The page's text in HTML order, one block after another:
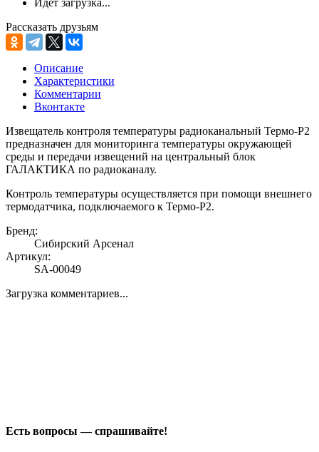
Рассказать друзьям
Описание
Характеристики
Комментарии
Вконтакте
Извещатель контроля температуры радиоканальный Термо-Р2
предназначен для мониторинга температуры окружающей
среды и передачи извещений на центральный блок
ГАЛАКТИКА по радиоканалу.
Контроль температуры осуществляется при помощи внешнего
термодатчика, подключаемого к Термо-Р2.
Бренд:
Сибирский Арсенал
Артикул:
SA-00049
Загрузка комментариев...
Есть вопросы — спрашивайте!